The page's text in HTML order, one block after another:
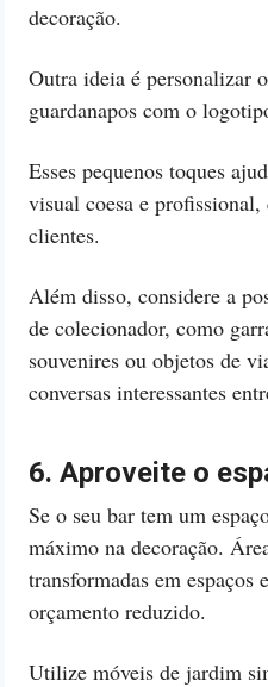
decoração.
Outra ideia é personalizar
guardanapos com o
Esses pequenos toques
visual coesa e
clientes.
Além disso, considere a
de colecionador, como
souvenires ou objetos de
conversas interessantes
6. Aproveite o
Se o seu bar tem um
máximo na decoração.
transformadas em espaços
orçamento reduzido.
Utilize móveis de jardim